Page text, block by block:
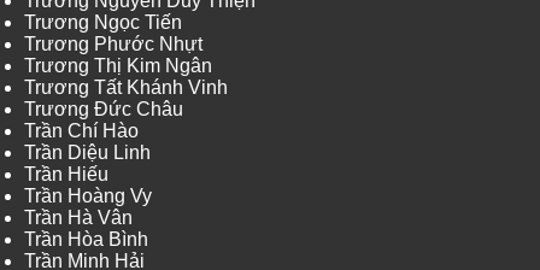
Trương Ngọc Tiến
Trương Phước Nhựt
Trương Thị Kim Ngân
Trương Tất Khánh Vinh
Trương Đức Châu
Trần Chí Hào
Trần Diệu Linh
Trần Hiếu
Trần Hoàng Vy
Trần Hà Vân
Trần Hòa Bình
Trần Minh Hải